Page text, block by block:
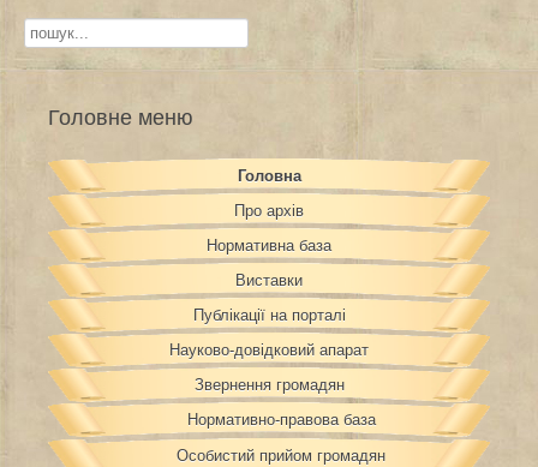
Пошук...
Головне меню
Головна
Про архів
Нормативна база
Виставки
Публікації на порталі
Науково-довідковий апарат
Звернення громадян
Нормативно-правова база
Особистий прийом громадян